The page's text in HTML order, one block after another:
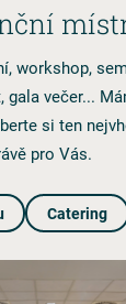
workshop,
gala večer...
si ten
pro Vás.
Catering